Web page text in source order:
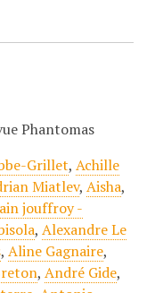
Phantomas
Grillet, Achille
Miatlev, Aisha,
jouffroy -
, Alexandre Le
, Aline Gagnaire,
, André Gide,